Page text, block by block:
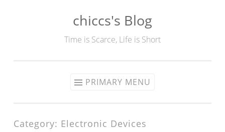
chiccs's Blog
Time is Scarce, Life is Short
PRIMARY MENU
Category: Electronic Devices